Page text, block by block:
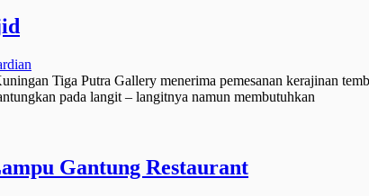
Tiga Putra Gallery menerima pemesanan kerajinan
pada langit – langitnya namun membutuhkan
Gantung Restaurant